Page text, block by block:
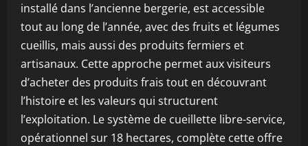
installé dans l’ancienne bergerie, est accessible
tout au long de l’année, avec des fruits et légumes
cueillis, mais aussi des produits fermiers et
artisanaux. Cette approche permet aux visiteurs
d’acheter des produits frais tout en découvrant
l’histoire et les valeurs qui structurent
l’exploitation. Le système de cueillette libre-service,
opérationnel sur 18 hectares, complète cette offre